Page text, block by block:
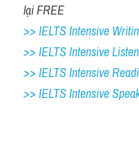
lại FREE
>> IELTS Intensive
>> IELTS Intensive
>> IELTS Intensive
>> IELTS Intensive